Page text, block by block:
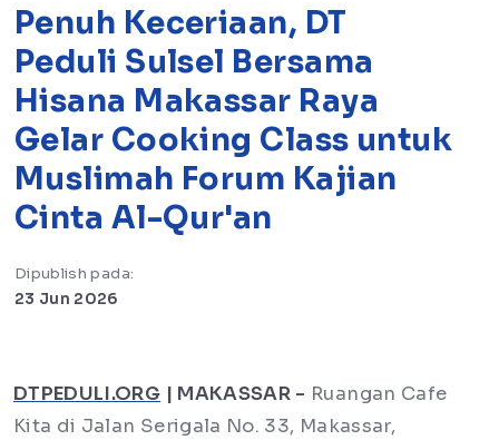
Penuh Keceriaan, DT
Peduli Sulsel Bersama
Hisana Makassar Raya
Gelar Cooking Class untuk
Muslimah Forum Kajian
Cinta Al-Qur'an
Dipublish pada:
23 Jun 2026
DTPEDULI.ORG | MAKASSAR - Ruangan Cafe
Kita di Jalan Serigala No. 33, Makassar,